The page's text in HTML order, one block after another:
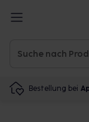
Bestellung bei